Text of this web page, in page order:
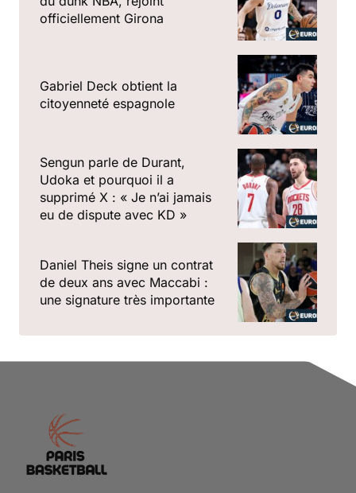
officiellement Girona
Gabriel Deck obtient la
citoyenneté espagnole
Sengun parle de Durant,
Udoka et pourquoi il a
supprimé X : « Je n’ai jamais
eu de dispute avec KD »
Daniel Theis signe un contrat
de deux ans avec Maccabi :
une signature très importante